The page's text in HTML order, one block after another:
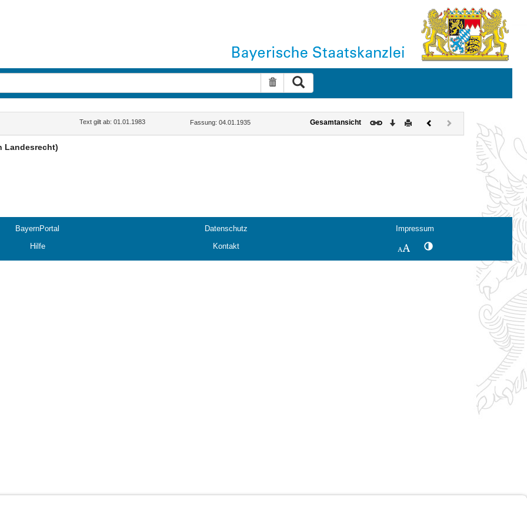
Suche zurücksetzen
Text gilt ab: 01.01.1983 Fassung: 04.01.1935 Gesamtansicht Download
DruckenVorherigesNächstes
Dokument
(inaktiv)
Landesrecht)
BayernPortal Datenschutz
Impressum
Hilfe Kontakt SchriftgrößeKontrastwechsel